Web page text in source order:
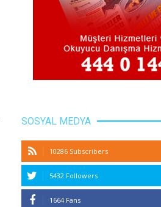
SOSYAL MEDYA
10286 Subscribers
5432 Followers
1664 Fans